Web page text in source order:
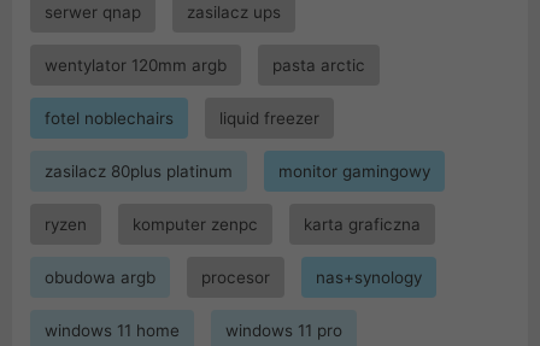
serwer qnap zasilacz ups
wentylator 120mm argb pasta arctic
fotel noblechairs liquid freezer
zasilacz 80plus platinum monitor gamingowy
ryzen komputer zenpc karta graficzna
obudowa argb procesor nas+synology
windows 11 home windows 11 pro